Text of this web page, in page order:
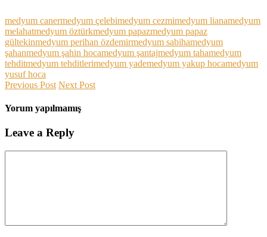
medyum canermedyum çelebimedyum cezmimedyum lianamedyum
melahatmedyum öztürkmedyum papazmedyum papaz
gültekinmedyum perihan özdemirmedyum sabihamedyum
şahanmedyum şahin hocamedyum şantajmedyum tahamedyum
tehditmedyum tehditlerimedyum yademedyum yakup hocamedyum
yusuf hoca
Previous Post Next Post
Yorum yapılmamış
Leave a Reply